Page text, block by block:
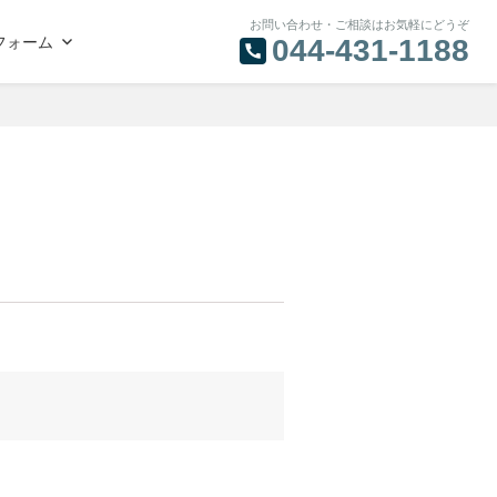
ォーム
お問い合わせ・ご相談はお気軽にどうぞ
044-431-1188